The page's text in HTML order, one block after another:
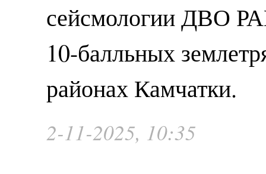
сейсмологии ДВО
10-балльных
районах Камчатки.
2-11-2025, 10:35